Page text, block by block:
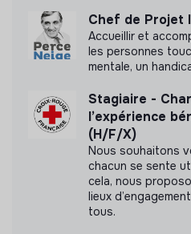
Labels et
Appartient à la
Documents
N'a pas encore
Chef de Projet
Accueillir et
les personnes
mentale, un
Stagiaire -
l’expérience
(H/F/X)
Nous souhaitons
chacun se sente
cela, nous
lieux
tous.